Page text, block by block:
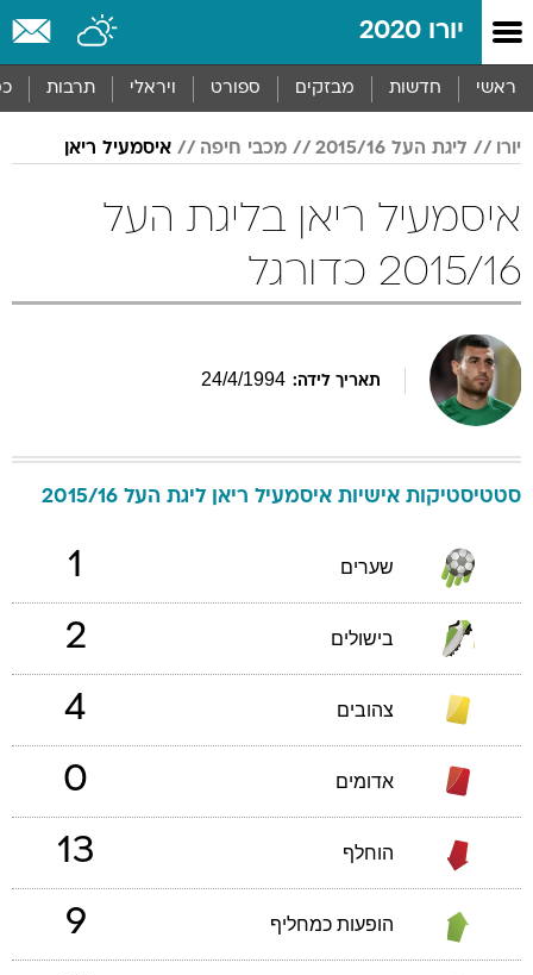
יורו 2020
ראשי חדשות מבזקים ספורט ויראלי תרבות
יורו ליגת העל 2015/16 מכבי חיפה איסמעיל ריאן
איסמעיל ריאן בליגת העל
2015/16 כדורגל
תאריך לידה: 24/4/1994
סטטיסטיקות אישיות איסמעיל ריאן ליגת העל 2015/16
שערים 1
בישולים 2
צהובים 4
אדומים 0
הוחלף 13
הופעות כמחליף 9